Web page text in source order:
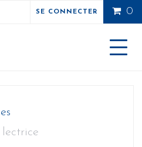
0
SE CONNECTER
Toggle
lectrice